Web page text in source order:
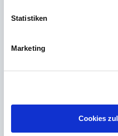
Statistiken
Marketing
Cookies
Warum sind Revell-Modelle teurer